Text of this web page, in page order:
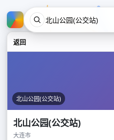
返回
北山公园(公交站)
北山公园(公交站)
大连市